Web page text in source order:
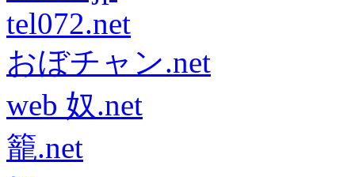
tel072.net
おぼチャン.net
web 奴.net
籠.net